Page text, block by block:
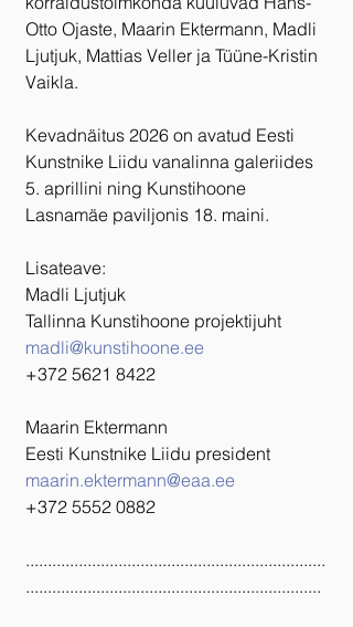
Otto Ojaste, Maarin Ektermann, Madli
Ljutjuk, Mattias Veller ja Tüüne-Kristin
Vaikla.
Kevadnäitus 2026 on avatud Eesti
Kunstnike Liidu vanalinna galeriides
5. aprillini ning Kunstihoone
Lasnamäe paviljonis 18. maini.
Lisateave:
Madli Ljutjuk
Tallinna Kunstihoone projektijuht
madli@kunstihoone.ee
+372 5621 8422
Maarin Ektermann
Eesti Kunstnike Liidu president
maarin.ektermann@eaa.ee
+372 5552 0882
....................................................................
...................................................................